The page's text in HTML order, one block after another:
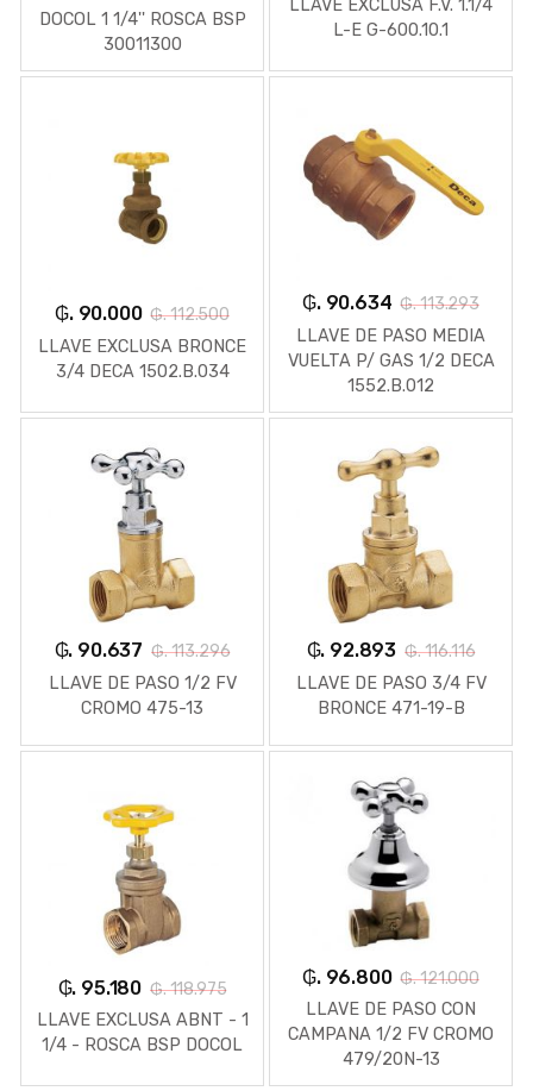
DOCOL 1 1/4'' ROSCA BSP
30011300
LLAVE EXCLUSA F.V. 1.1/4
L-E G-600.10.1
₲. 90.000 ₲. 112.500
LLAVE EXCLUSA BRONCE
3/4 DECA 1502.B.034
₲. 90.634 ₲. 113.293
LLAVE DE PASO MEDIA
VUELTA P/ GAS 1/2 DECA
1552.B.012
₲. 90.637 ₲. 113.296
LLAVE DE PASO 1/2 FV
CROMO 475-13
₲. 92.893 ₲. 116.116
LLAVE DE PASO 3/4 FV
BRONCE 471-19-B
₲. 95.180 ₲. 118.975
LLAVE EXCLUSA ABNT - 1
1/4 - ROSCA BSP DOCOL
₲. 96.800 ₲. 121.000
LLAVE DE PASO CON
CAMPANA 1/2 FV CROMO
479/20N-13